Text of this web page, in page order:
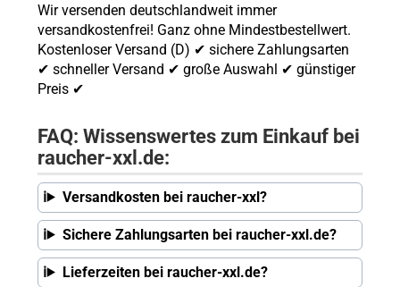
Wir versenden deutschlandweit immer
versandkostenfrei! Ganz ohne Mindestbestellwert.
Kostenloser Versand (D) ✔ sichere Zahlungsarten
✔ schneller Versand ✔ große Auswahl ✔ günstiger
Preis ✔
FAQ: Wissenswertes zum Einkauf bei
raucher-xxl.de:
Versandkosten bei raucher-xxl?
Sichere Zahlungsarten bei raucher-xxl.de?
Lieferzeiten bei raucher-xxl.de?